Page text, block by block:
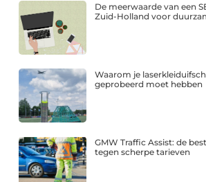
De meerwaarde van een
Zuid-Holland voor
Waarom je
geprobeerd moet hebben
GMW Traffic Assist: de
tegen scherpe tarieven